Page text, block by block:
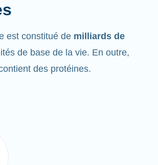
est constitué de milliards de
de base de la vie. En outre,
des protéines.